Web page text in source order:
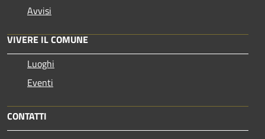
Avvisi
VIVERE IL COMUNE
Luoghi
Eventi
CONTATTI